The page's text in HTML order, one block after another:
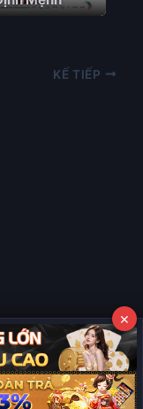
KẾ TIẾP
HD
×